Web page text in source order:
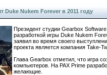
Duke Nukem Forever в 2011 году
Президент студии Gearbox
разработкой игры Duke Nukem
заявил во время своего
проекта является компания Take-
Глава Gearbox отметил, что игра
компьютеров. На PAX Prime
желающие.